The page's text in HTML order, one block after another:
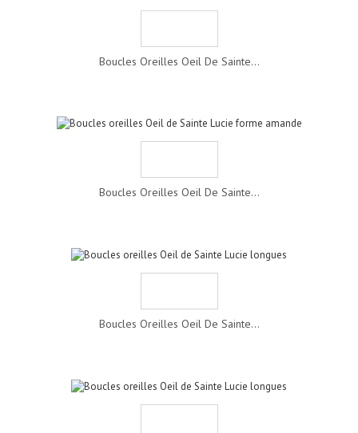
Boucles Oreilles Oeil De Sainte...
Boucles Oreilles Oeil De Sainte...
Boucles Oreilles Oeil De Sainte...